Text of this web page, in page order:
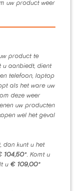
uw product weer
product te
u aanbiedt, dient
telefoon, laptop
als het ware uw
deze weer
uw producten
wel het geval
dan kunt u het
104,50*. Komt u
u € 109,00*